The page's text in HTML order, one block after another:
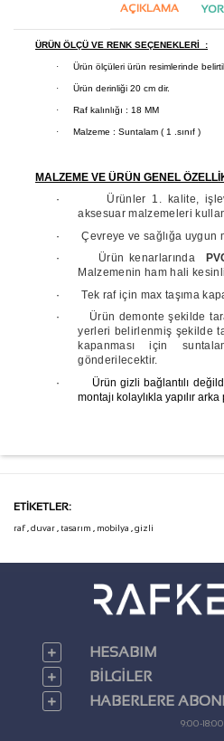
AÇIKLAMA
ÜRÜN ÖLÇÜ VE RENK SEÇENEKLERİ :
· Ürün ölçüleri ürün resimlerinde
· Ürün derinliği 20 cm dir.
· Raf kalınlığı : 18 MM
· Malzeme : Suntalam ( 1 .sınıf )
MALZEME VE ÜRÜN GENEL
· Ürünler 1. kalite,
aksesuar malzemeleri
·Çevreye ve sağlığa uygun
· Ürün kenarlarında
Malzemenin ham hali
·Tek raf için max taşıma
· Ürün demonte şekilde
yerleri belirlenmiş şekilde
kapanması için
gönderilecektir.
· Ürün gizli bağlantılı
montajı kolaylıkla yapılırarka
ETIKETLER:
raf duvar tasarım mobilya gizli
HESABIM
BILGILER
HABERLERE
9:00-18:00